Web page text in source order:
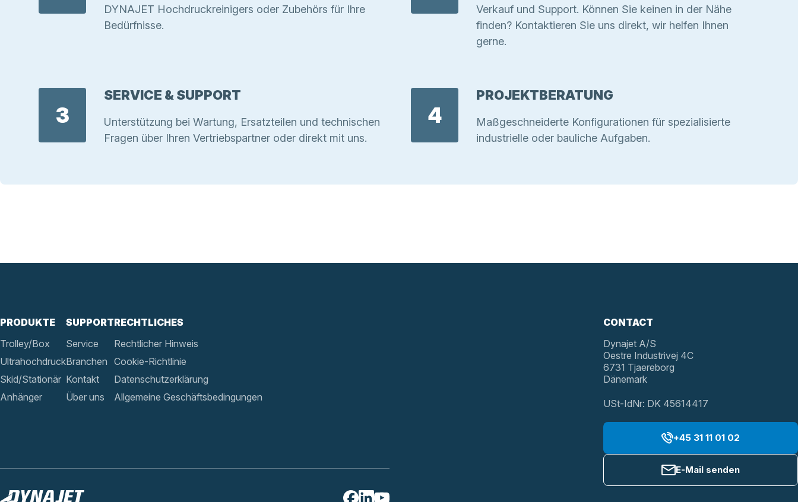
DYNAJET Hochdruckreinigers oder Zubehörs für Ihre
Bedürfnisse.
Verkauf und Support. Können Sie keinen in der Nähe
finden? Kontaktieren Sie uns direkt, wir helfen Ihnen
gerne.
3
SERVICE & SUPPORT
Unterstützung bei Wartung, Ersatzteilen und technischen
Fragen über Ihren Vertriebspartner oder direkt mit uns.
4
PROJEKTBERATUNG
Maßgeschneiderte Konfigurationen für spezialisierte
industrielle oder bauliche Aufgaben.
PRODUKTE
Trolley/Box
Ultrahochdruck
Skid/Stationär
Anhänger
SUPPORT
Service
Branchen
Kontakt
Über uns
RECHTLICHES
Rechtlicher Hinweis
Cookie-Richtlinie
Datenschutzerklärung
Allgemeine Geschäftsbedingungen
CONTACT
Dynajet A/S
Oestre Industrivej 4C
6731 Tjaereborg
Dänemark
USt-IdNr: DK 45614417
+45 31 11 01 02
E-Mail senden